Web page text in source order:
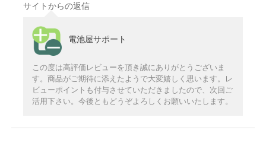
サイトからの返信
電池屋サポート
この度は高評価レビューを頂き誠にありがとうございま
す。商品がご期待に添えたようで大変嬉しく思います。レ
ビューポイントも付与させていただきましたので、次回ご
活用下さい。今後ともどうぞよろしくお願いいたします。